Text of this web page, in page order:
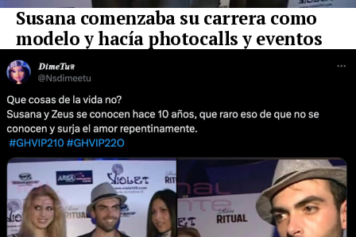
Susana comenzaba su carrera como
modelo y hacía photocalls y eventos